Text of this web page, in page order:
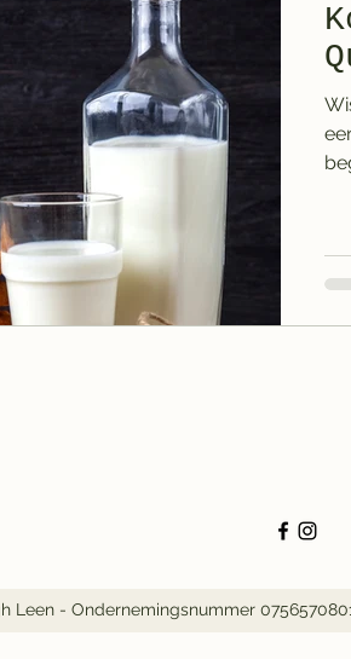
Leen - Ondernemingsnummer